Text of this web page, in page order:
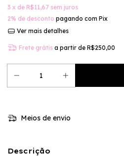
3 x de R$11,67 sem juros
2% de desconto pagando com Pix
Ver mais detalhes
Frete grátis a partir de R$250,00
Meios de envio
Descrição